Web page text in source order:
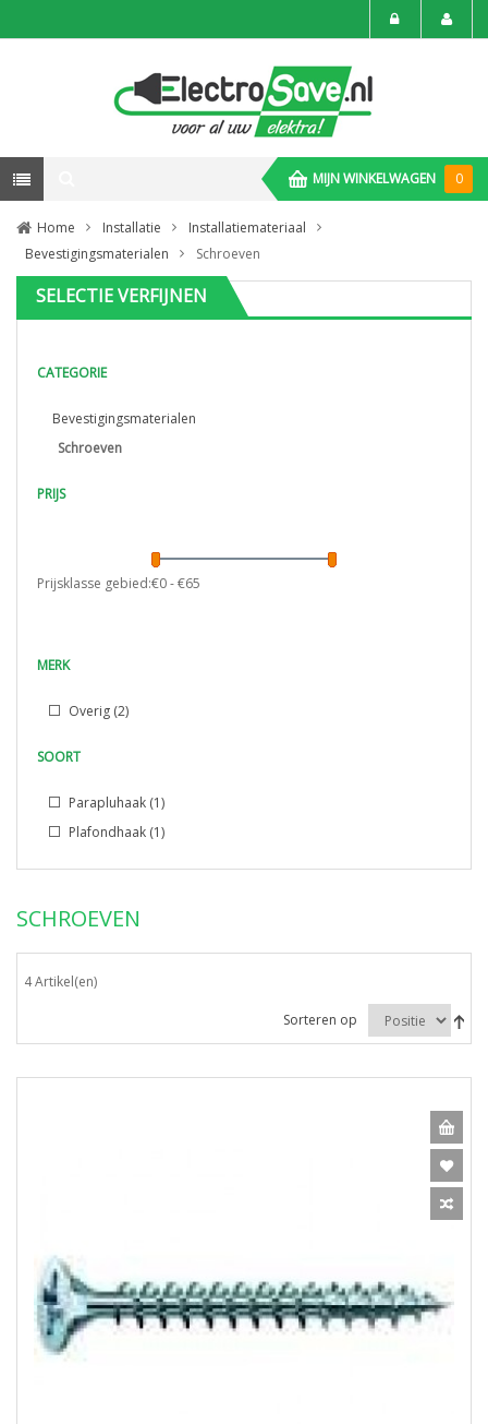
MIJN WINKELWAGEN 0
Home Installatie
Installatiemateriaal
Bevestigingsmaterialen
Schroeven
SELECTIE VERFIJNEN
CATEGORIE
Bevestigingsmaterialen
Schroeven
PRIJS
Prijsklasse gebied:€0- €65
MERK
Overig (2)
SOORT
Parapluhaak (1)
Plafondhaak (1)
SCHROEVEN
4 Artikel(en)
Sorteren op